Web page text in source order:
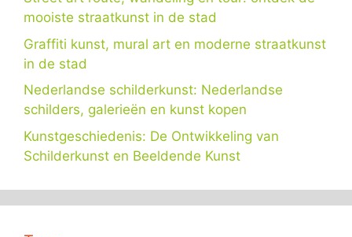
mooiste straatkunst in de stad
Graffiti kunst, mural art en moderne straatkunst
in de stad
Nederlandse schilderkunst: Nederlandse
schilders, galerieën en kunst kopen
Kunstgeschiedenis: De Ontwikkeling van
Schilderkunst en Beeldende Kunst